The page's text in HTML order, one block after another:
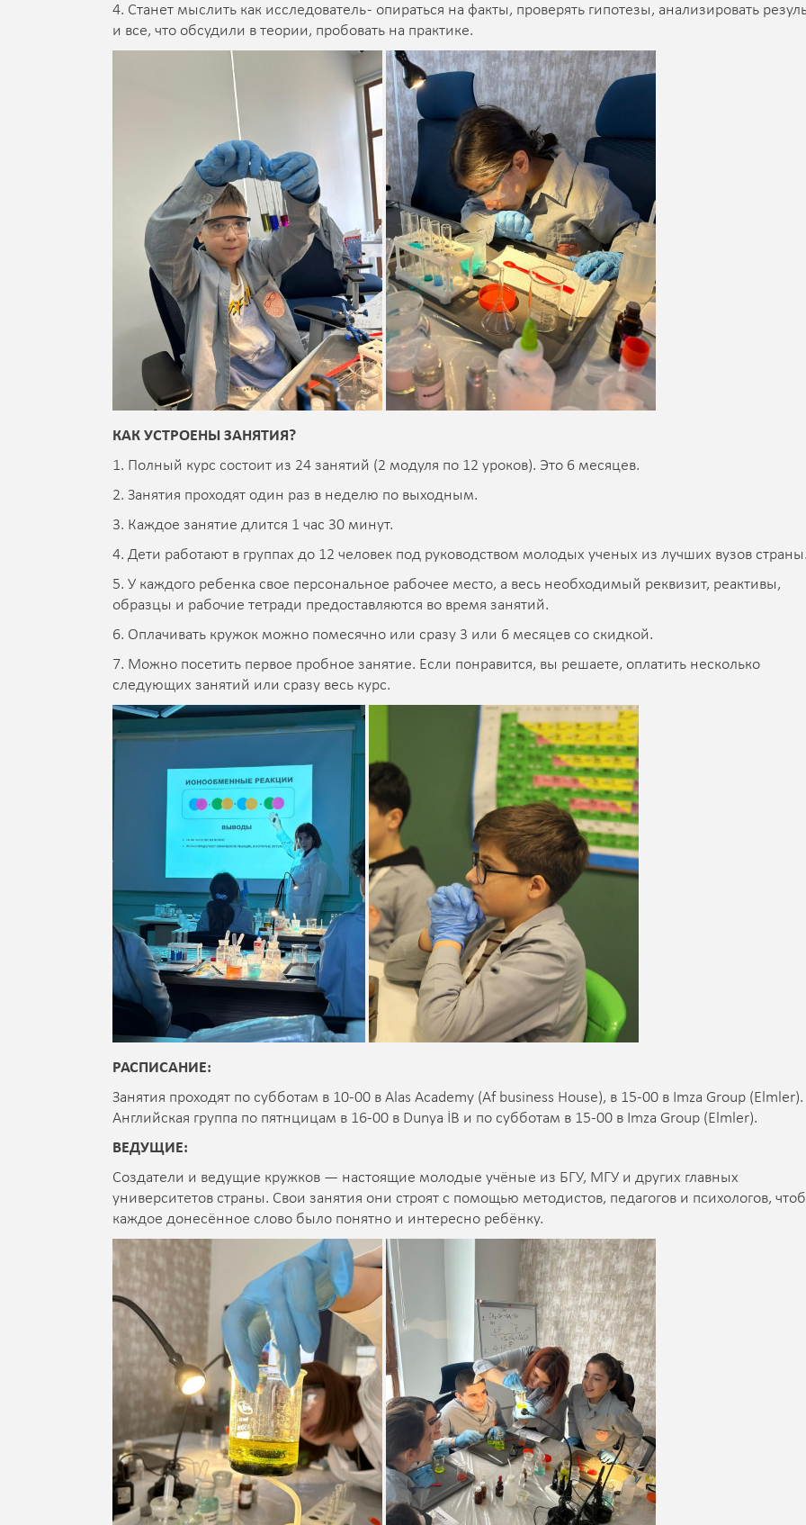
4. Станет мыслить как исследователь - опираться на факты, проверять гипотезы, анализировать
и все, что обсудили в теории, пробовать на практике.
КАК УСТРОЕНЫ ЗАНЯТИЯ?
1. Полный курс состоит из 24 занятий (2 модуля по 12 уроков). Это 6 месяцев.
2. Занятия проходят один раз в неделю по выходным.
3. Каждое занятие длится 1 час 30 минут.
4. Дети работают в группах до 12 человек под руководством молодых ученых из лучших вузов
5. У каждого ребенка свое персональное рабочее место, а весь необходимый реквизит, реактивы,
образцы и рабочие тетради предоставляются во время занятий.
6. Оплачивать кружок можно помесячно или сразу 3 или 6 месяцев со скидкой.
7. Можно посетить первое пробное занятие. Если понравится, вы решаете, оплатить несколько
следующих занятий или сразу весь курс.
РАСПИСАНИЕ:
Занятия проходят по субботам в 10-00 в Alas Academy (Af business House), в 15-00 в Imza Group (Elmler).
Английская группа по пятнцицам в 16-00 в Dunya İB и по субботам в 15-00 в Imza Group (Elmler).
ВЕДУЩИЕ:
Создатели и ведущие кружков — настоящие молодые учёные из БГУ, МГУ и других главных
университетов страны. Свои занятия они строят с помощью методистов, педагогов и психологов,
каждое донесённое слово было понятно и интересно ребёнку.